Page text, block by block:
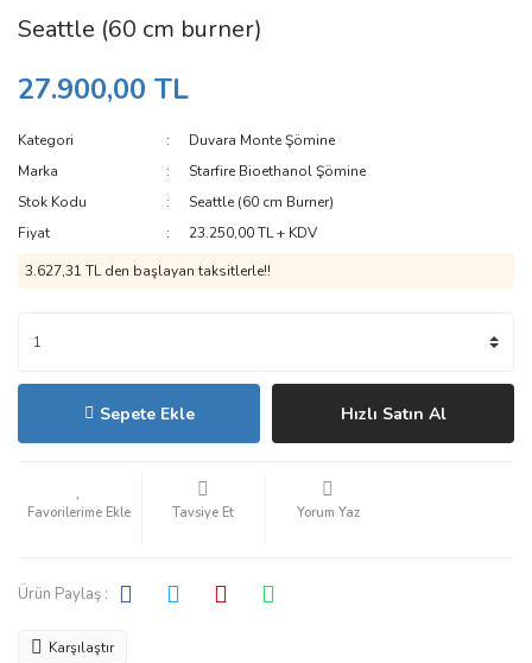
Seattle (60 cm burner)
27.900,00 TL
Kategori
Duvara Monte Şömine
Marka
Starfire Bioethanol Şömine
Stok Kodu
Seattle (60 cm Burner)
Fiyat
23.250,00 TL + KDV
3.627,31 TL den başlayan taksitlerle!!
Sepete Ekle Hızlı Satın Al
Tavsiye Et Yorum Yaz
Ürün Paylaş :
Karşılaştır